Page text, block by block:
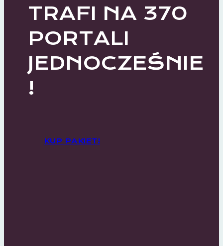
TRAFI NA 370
PORTALI
JEDNOCZEŚNIE
!
KUP PAKIET!